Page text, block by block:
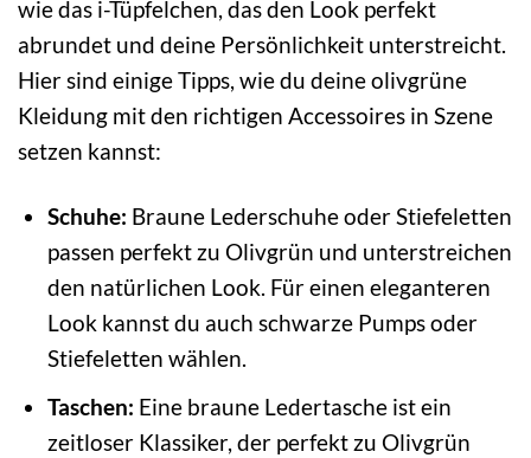
wie das i-Tüpfelchen, das den Look perfekt
abrundet und deine Persönlichkeit unterstreicht.
Hier sind einige Tipps, wie du deine olivgrüne
Kleidung mit den richtigen Accessoires in Szene
setzen kannst:
Schuhe: Braune Lederschuhe oder Stiefeletten
passen perfekt zu Olivgrün und unterstreichen
den natürlichen Look. Für einen eleganteren
Look kannst du auch schwarze Pumps oder
Stiefeletten wählen.
Taschen: Eine braune Ledertasche ist ein
zeitloser Klassiker, der perfekt zu Olivgrün